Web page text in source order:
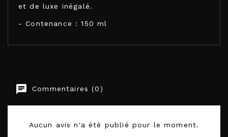
et de luxe inégalé.
- Contenance : 150 ml
Commentaires (0)
Aucun avis n'a été publié pour le moment.